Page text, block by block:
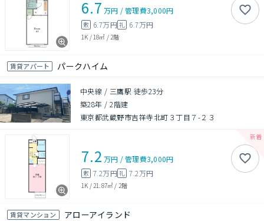
6.7 万円 /管理費3,000円
敷 6.7万円礼 6.7万円
1K / 18㎡ / 2階
賃貸アパート パークハイム
中央線 / 三鷹駅 徒歩23分
築28年 /2階建
東京都武蔵野市吉祥寺北町３丁目７-２３
7.2 万円 /管理費3,000円
敷 7.2万円礼 7.2万円
1K / 21.87㎡ / 2階
賃貸マンション アローアイランド